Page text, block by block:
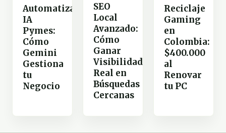
Automatización
IA
Pymes:
Cómo
Gemini
Gestiona
tu
Negocio
SEO
Local
Avanzado:
Cómo
Ganar
Visibilidad
Real en
Búsquedas
Cercanas
Reciclaje
Gaming
en
Colombia:
$400.000
al
Renovar
tu PC